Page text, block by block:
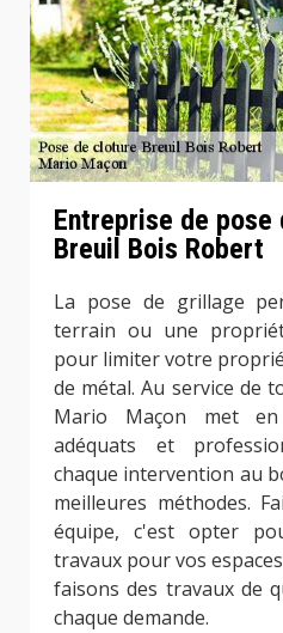
Entreprise de pose
Breuil Bois Robert
La pose de grillage
terrain ou une
pour limiter votre
de métal. Au service de
Mario Maçon met
adéquats et
chaque intervention au
meilleures méthodes.
équipe, c'est opter
travaux pour vos
faisons des travaux de
chaque demande.